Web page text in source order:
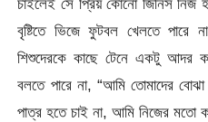
বৃষ্টিতে ভিজে ফুটবল খেলতে পারে
শিশুদেরকে কাছে টেনে একটু আদর
বলতে পারে না, “আমি তোমাদের
পাত্র হতে চাই না, আমি নিজের মতো